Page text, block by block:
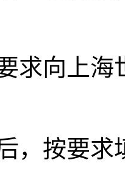
求向上
，按要求